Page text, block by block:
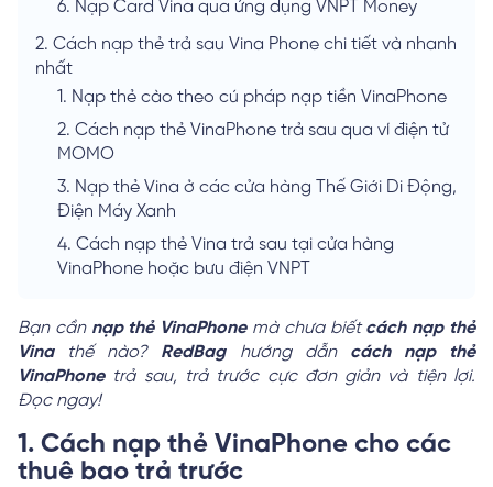
6. Nạp Card Vina qua ứng dụng VNPT Money
2. Cách nạp thẻ trả sau Vina Phone chi tiết và nhanh
nhất
1. Nạp thẻ cào theo cú pháp nạp tiền VinaPhone
2. Cách nạp thẻ VinaPhone trả sau qua ví điện tử
MOMO
3. Nạp thẻ Vina ở các cửa hàng Thế Giới Di Động,
Điện Máy Xanh
4. Cách nạp thẻ Vina trả sau tại cửa hàng
VinaPhone hoặc bưu điện VNPT
Bạn cầnnạp thẻ VinaPhonemà chưa biếtcách nạp thẻ
Vinathế nào?RedBaghướng dẫn cách nạp thẻ
VinaPhonetrả sau, trả trước cực đơn giản và tiện lợi.
Đọc ngay!
1. Cách nạp thẻ VinaPhone cho các
thuê bao trả trước